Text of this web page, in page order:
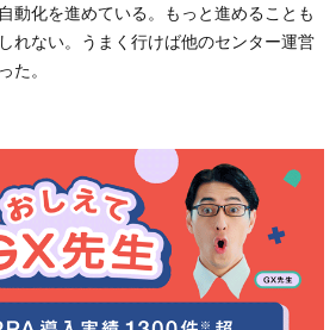
動化を進めている。もっと進めることも
れない。うまく行けば他のセンター運営
た。